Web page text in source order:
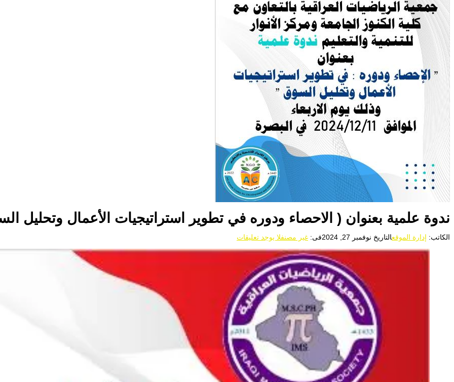
ندوة علمية بعنوان ( الاحصاء ودوره في تطوير استراتيجيات الأعمال وتحليل
الكاتب: إدارة الموقعالتاريخ نوفمبر 27, 2024 فى: غير مصنفلا يوجد تعليقات